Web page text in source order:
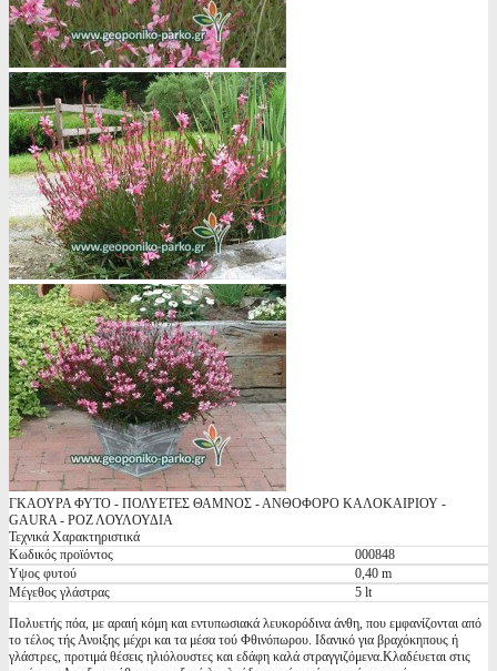
ΓΚΑΟΥΡΑ ΦΥΤΟ - ΠΟΛΥΕΤΕΣ ΘΑΜΝΟΣ - ΑΝΘΟΦΟΡΟ ΚΑΛΟΚΑΙΡΙΟΥ -
GAURA - ΡΟΖ ΛΟΥΛΟΥΔΙΑ
Τεχνικά Χαρακτηριστικά
Κωδικός προϊόντος
000848
Υψος φυτού
0,40 m
Μέγεθος γλάστρας
5 lt
Πολυετής πόα, με αραιή κόμη και εντυπωσιακά λευκορόδινα άνθη, που εμφανίζονται από
το τέλος τής Ανοιξης μέχρι και τα μέσα τού Φθινόπωρου. Ιδανικό για βραχόκηπους ή
γλάστρες, προτιμά θέσεις ηλιόλουστες και εδάφη καλά στραγγιζόμενα.Κλαδέυεται στις